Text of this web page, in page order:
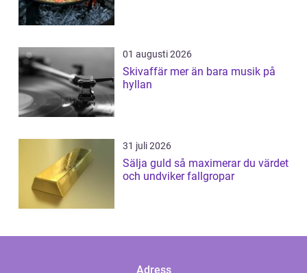
01 augusti 2026
Skivaffär mer än bara musik på
hyllan
31 juli 2026
Sälja guld så maximerar du värdet
och undviker fallgropar
Adress